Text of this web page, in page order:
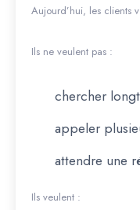
Aujourd’hui, les clients
Ils ne veulent pas :
chercher
appeler
attendre une
Ils veulent :